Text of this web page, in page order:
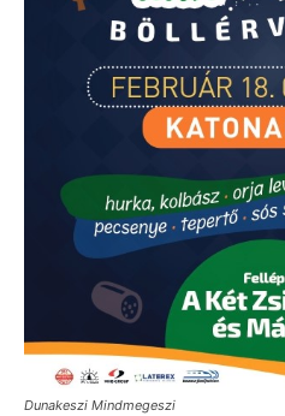
Dunakeszi Mindmegeszi